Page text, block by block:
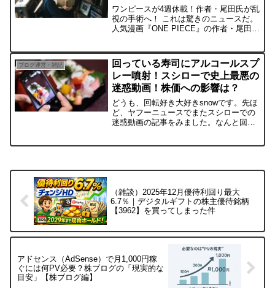
兆しは？
ワンピースが4週休載！作者・尾田氏が乱
視の手術へ！ これは驚きのニュースだ。
人気漫画『ONE PIECE』の作者・尾田栄
めに、同漫画を連載している週刊誌『週
刊少年ジャン...
ブログ運営・雑記
回っている寿司にアルコールスプ
レー噴射！スシローで史上最悪の
迷惑動画！株価への影響は？
どうも、回転好き大好きsnowです。先ほ
ど、ヤフーニュースでまたスシローでの
迷惑動画の記事をみました。なんと回っ
（雑談）2025年12月優待利回り最大
6.7％｜デジタルギフトの株主優待銘柄
【3962】を買ってしまった件
アドセンス（AdSense）で月1,000円稼
ぐには何PV必要？株ブログの「現実的な
目安」【株ブログ編】